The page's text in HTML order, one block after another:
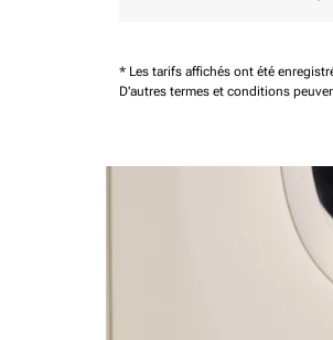
* Les tarifs affichés ont été
D'autres termes et conditions